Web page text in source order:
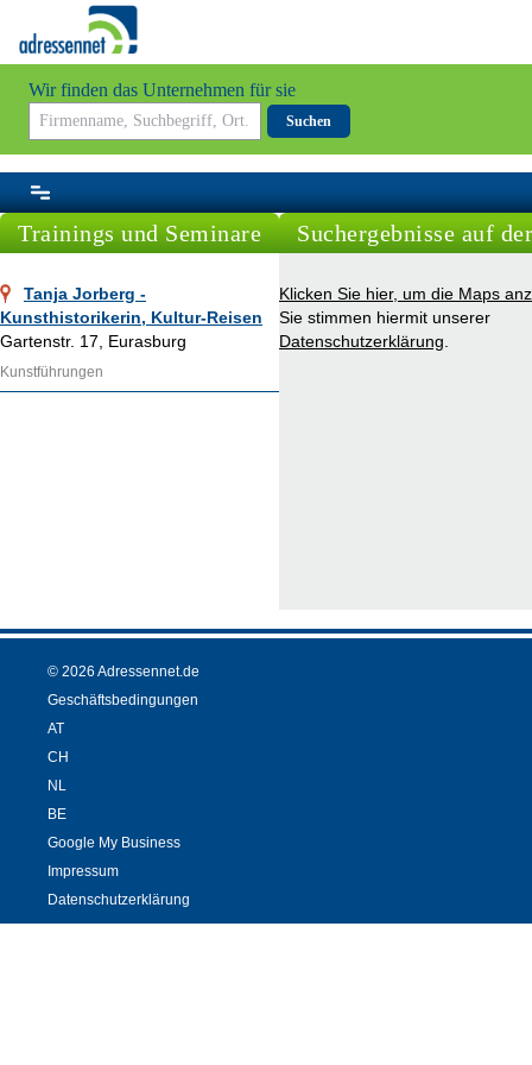
Wir finden das Unternehmen für sie
Suchen
Trainings und Seminare
Tanja Jorberg -
Kunsthistorikerin, Kultur-Reisen
Gartenstr. 17, Eurasburg
Kunstführungen
Suchergebnisse auf
Klicken Sie hier, um die Maps
Sie stimmen hiermit unserer
Datenschutzerklärung
© 2026 Adressennet.de
Geschäftsbedingungen
AT
CH
NL
BE
Google My Business
Impressum
Datenschutzerklärung